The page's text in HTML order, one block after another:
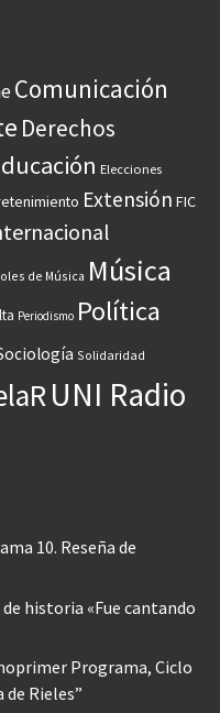
Comunicación
Derechos
Elecciones
Extensión FIC
de Música Música
Periodismo Política
Solidaridad
UNI Radio
10. Reseña de
historia «Fue cantando
Programa, Ciclo
de Rieles”